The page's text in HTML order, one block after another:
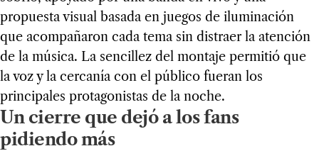
propuesta visual basada en juegos de iluminación
que acompañaron cada tema sin distraer la atención
de la música. La sencillez del montaje permitió que
la voz y la cercanía con el público fueran los
principales protagonistas de la noche.
Un cierre que dejó a los fans
pidiendo más